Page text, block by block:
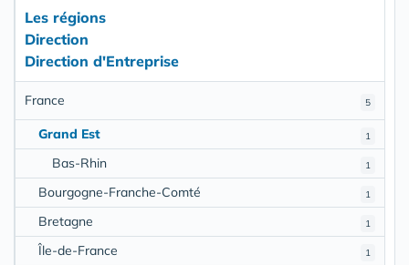
Les régions
Direction
Direction d'Entreprise
5
France
1
Grand Est
1
Bas-Rhin
1
Bourgogne-Franche-Comté
1
Bretagne
1
Île-de-France